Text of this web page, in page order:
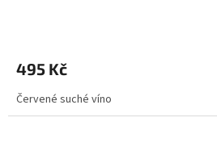
495 Kč
Červené suché víno